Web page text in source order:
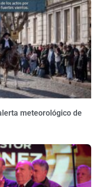
meteorológico de